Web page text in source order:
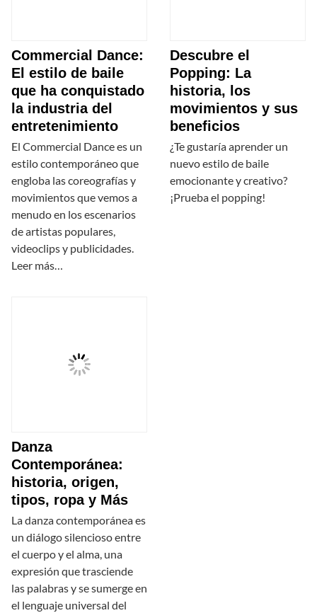
Commercial Dance:
El estilo de baile
que ha conquistado
la industria del
entretenimiento
El Commercial Dance es un
estilo contemporáneo que
engloba las coreografías y
movimientos que vemos a
menudo en los escenarios
de artistas populares,
videoclips y publicidades.
Leer más…
Descubre el
Popping: La
historia, los
movimientos y sus
beneficios
¿Te gustaría aprender un
nuevo estilo de baile
emocionante y creativo?
¡Prueba el popping!
Danza
Contemporánea:
historia, origen,
tipos, ropa y Más
La danza contemporánea es
un diálogo silencioso entre
el cuerpo y el alma, una
expresión que trasciende
las palabras y se sumerge en
el lenguaje universal del